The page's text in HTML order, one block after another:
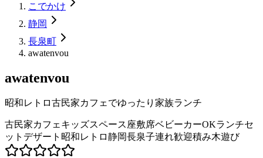
こでかけ
静岡
長泉町
awatenvou
awatenvou
昭和レトロ古民家カフェでゆったり家族ランチ
古民家カフェキッズスペース座敷席ベビーカーOKランチセ
ット デザート 昭和レトロ静岡長泉子連れ歓迎積み木遊び